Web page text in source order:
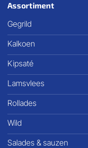
Assortiment
Gegrild
Kalkoen
Kipsaté
Lamsvlees
Rollades
Wild
Salades & sauzen